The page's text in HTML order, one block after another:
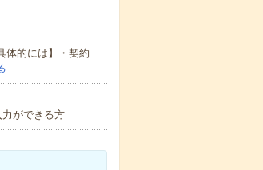
体的には】・契約
ができる方